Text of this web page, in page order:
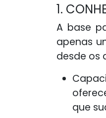
1.
A base
apenas
desde os
que